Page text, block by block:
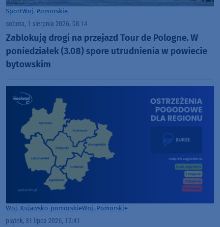
SportWoj. Pomorskie
sobota, 1 sierpnia 2026, 08:14
Zablokują drogi na przejazd Tour de Pologne. W
poniedziałek (3.08) spore utrudnienia w powiecie
bytowskim
Woj. Kujawsko-pomorskieWoj. Pomorskie
piątek, 31 lipca 2026, 12:41